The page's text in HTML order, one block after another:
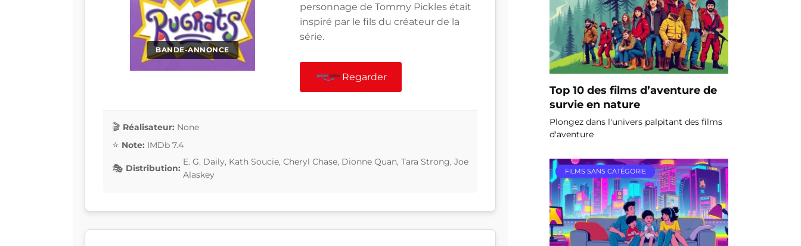
BANDE-ANNONCE
personnage de Tommy Pickles était
inspiré par le fils du créateur de la
série.
Regarder
Réalisateur: None
Note: IMDb 7.4
Distribution:
E. G. Daily, Kath Soucie, Cheryl Chase, Dionne Quan, Tara Strong, Joe
Alaskey
Top 10 des films d’aventure de
survie en nature
Plongez dans l'univers palpitant des films
d'aventure
FILMS SANS CATÉGORIE